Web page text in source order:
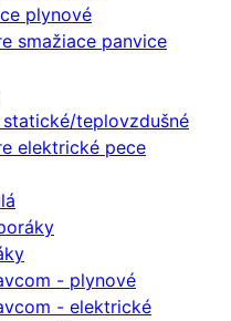
plynové
smažiace panvice
teplovzdušné
elektrické pece
- plynové
- elektrické